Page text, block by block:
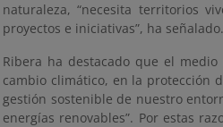
naturaleza, “necesita territorios
proyectos e iniciativas”, ha señalado.
Ribera ha destacado que el
cambio climático, en la protección
gestión sostenible de nuestro
energías renovables”. Por estas